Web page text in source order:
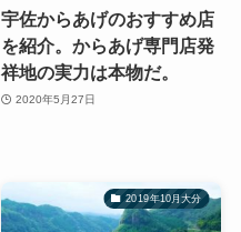
宇佐からあげのおすすめ店
を紹介。からあげ専門店発
祥地の実力は本物だ。
2020年5月27日
2019年10月大分